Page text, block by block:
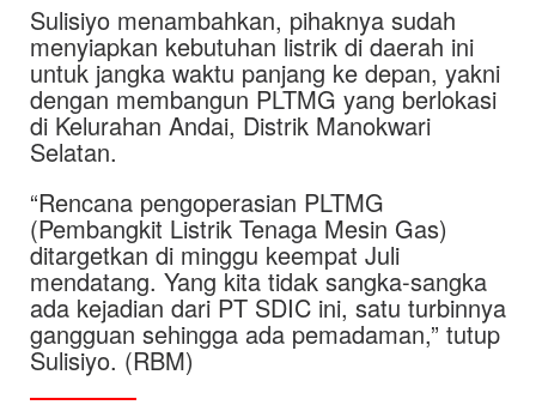
Sulisiyo menambahkan, pihaknya sudah
menyiapkan kebutuhan listrik di daerah ini
untuk jangka waktu panjang ke depan, yakni
dengan membangun PLTMG yang berlokasi
di Kelurahan Andai, Distrik Manokwari
Selatan.
“Rencana pengoperasian PLTMG
(Pembangkit Listrik Tenaga Mesin Gas)
ditargetkan di minggu keempat Juli
mendatang. Yang kita tidak sangka-sangka
ada kejadian dari PT SDIC ini, satu turbinnya
gangguan sehingga ada pemadaman,” tutup
Sulisiyo. (RBM)